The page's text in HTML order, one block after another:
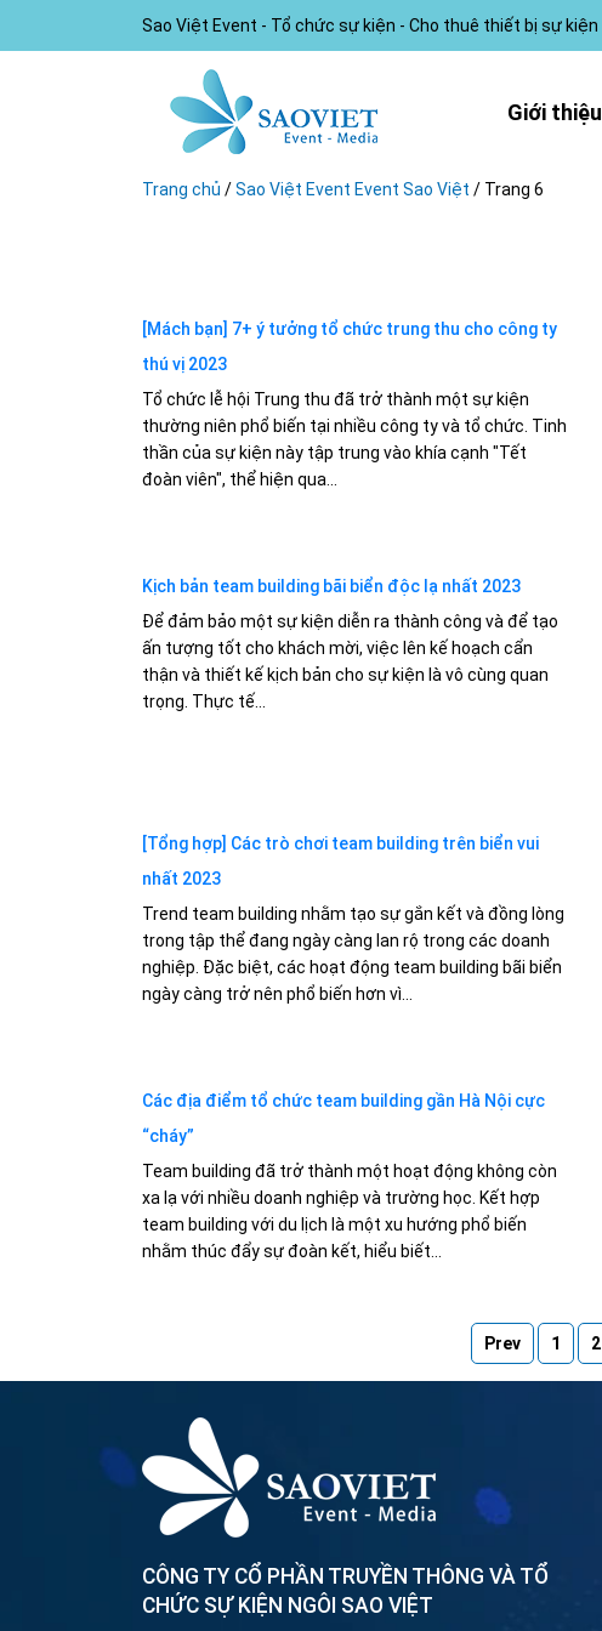
Sao Việt Event - Tổ chức sự kiện - Cho thuê thiết bị sự kiện
Giới thiệu
Trang chủ /Sao Việt Event Event Sao Việt / Trang 6
[Mách bạn] 7+ ý tưởng tổ chức trung thu cho công ty
thú vị 2023
Tổ chức lễ hội Trung thu đã trở thành một sự kiện
thường niên phổ biến tại nhiều công ty và tổ chức. Tinh
thần của sự kiện này tập trung vào khía cạnh "Tết
đoàn viên", thể hiện qua...
Kịch bản team building bãi biển độc lạ nhất 2023
Để đảm bảo một sự kiện diễn ra thành công và để tạo
ấn tượng tốt cho khách mời, việc lên kế hoạch cẩn
thận và thiết kế kịch bản cho sự kiện là vô cùng quan
trọng. Thực tế...
[Tổng hợp] Các trò chơi team building trên biển vui
nhất 2023
Trend team building nhằm tạo sự gắn kết và đồng lòng
trong tập thể đang ngày càng lan rộ trong các doanh
nghiệp. Đặc biệt, các hoạt động team building bãi biển
ngày càng trở nên phổ biến hơn vì...
Các địa điểm tổ chức team building gần Hà Nội cực
“cháy”
Team building đã trở thành một hoạt động không còn
xa lạ với nhiều doanh nghiệp và trường học. Kết hợp
team building với du lịch là một xu hướng phổ biến
nhằm thúc đẩy sự đoàn kết, hiểu biết...
Prev 1 2
CÔNG TY CỔ PHẦN TRUYỀN THÔNG VÀ TỔ
CHỨC SỰ KIỆN NGÔI SAO VIỆT